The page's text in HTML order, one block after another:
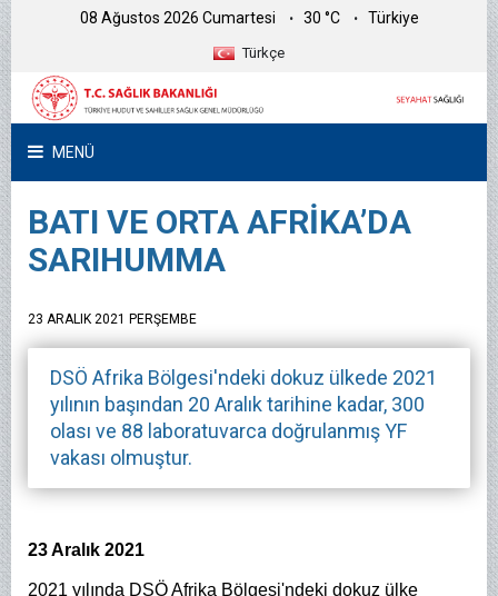
08 Ağustos 2026 Cumartesi 30 °C Türkiye
Türkçe
MENÜ
BATI VE ORTA AFRİKA’DA
SARIHUMMA
23 ARALIK 2021 PERŞEMBE
DSÖ Afrika Bölgesi'ndeki dokuz ülkede 2021
yılının başından 20 Aralık tarihine kadar, 300
olası ve 88 laboratuvarca doğrulanmış YF
vakası olmuştur.
23 Aralık 2021
2021 yılında DSÖ Afrika Bölgesi'ndeki dokuz ülke